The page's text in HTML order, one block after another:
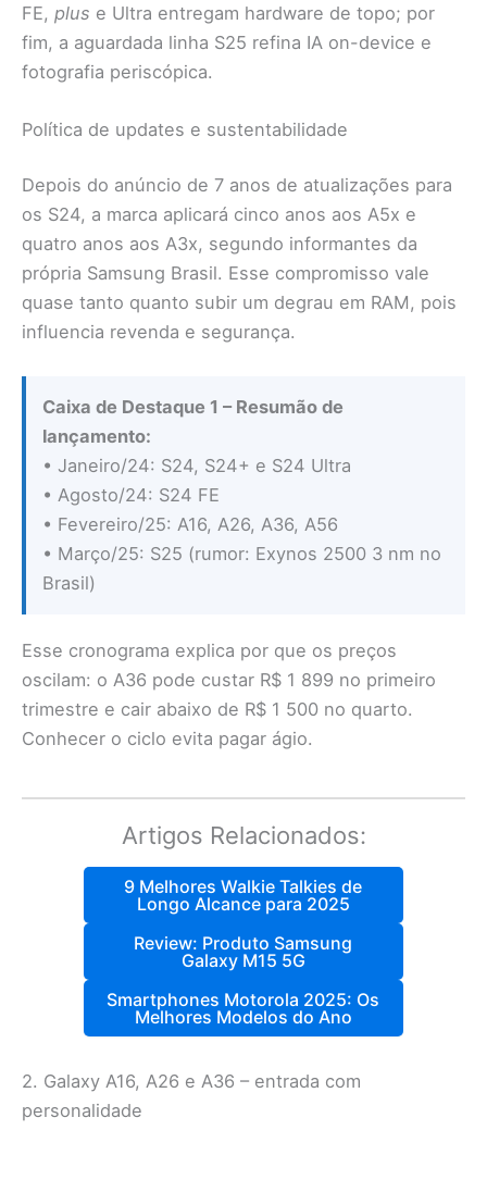
FE, plus e Ultra entregam hardware de topo; por
fim, a aguardada linha S25 refina IA on-device e
fotografia periscópica.
Política de updates e sustentabilidade
Depois do anúncio de 7 anos de atualizações para
os S24, a marca aplicará cinco anos aos A5x e
quatro anos aos A3x, segundo informantes da
própria Samsung Brasil. Esse compromisso vale
quase tanto quanto subir um degrau em RAM, pois
influencia revenda e segurança.
Caixa de Destaque 1 – Resumão de
lançamento:
• Janeiro/24: S24, S24+ e S24 Ultra
• Agosto/24: S24 FE
• Fevereiro/25: A16, A26, A36, A56
• Março/25: S25 (rumor: Exynos 2500 3 nm no
Brasil)
Esse cronograma explica por que os preços
oscilam: o A36 pode custar R$ 1 899 no primeiro
trimestre e cair abaixo de R$ 1 500 no quarto.
Conhecer o ciclo evita pagar ágio.
Artigos Relacionados:
9 Melhores Walkie Talkies de
Longo Alcance para 2025
Review: Produto Samsung
Galaxy M15 5G
Smartphones Motorola 2025: Os
Melhores Modelos do Ano
2. Galaxy A16, A26 e A36 – entrada com
personalidade